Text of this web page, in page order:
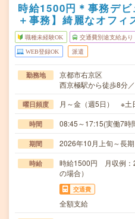
時給1500円＊事務デ
＋事務】綺麗なオフィ
職種未経験OK 交通費別途支給あり
WEB登録OK 派遣
勤務地
京都市右京区
西京極駅から徒歩8分
曜日頻度 月～金（週5日） ※土
時間 08:45～17:15(実働7
期間 2026年10月上旬～長
時給
時給1500円 月収例：
の場合）
交通費
全額支給